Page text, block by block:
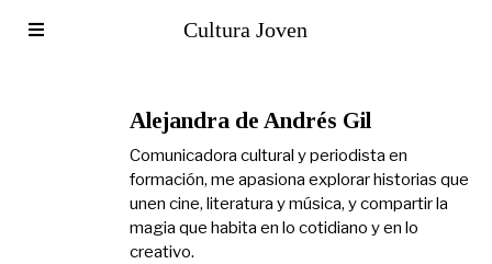
Cultura Joven
Alejandra de Andrés Gil
Comunicadora cultural y periodista en
formación, me apasiona explorar historias que
unen cine, literatura y música, y compartir la
magia que habita en lo cotidiano y en lo
creativo.